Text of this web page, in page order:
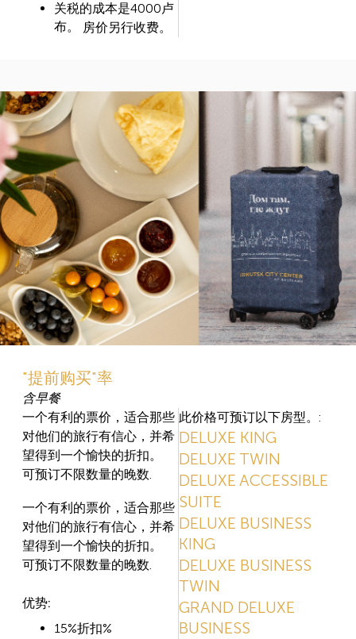
关税的成本是4000卢
布。 房价另行收费。
"提前购买"率
含早餐
一个有利的票价，适合那些
对他们的旅行有信心，并希
望得到一个愉快的折扣。
可预订不限数量的晚数.
一个有利的票价，适合那些
对他们的旅行有信心，并希
望得到一个愉快的折扣。
可预订不限数量的晚数.
优势:
15%折扣%
此价格可预订以下房型。:
DELUXE KING
DELUXE TWIN
DELUXE ACCESSIBLE
SUITE
DELUXE BUSINESS
KING
DELUXE BUSINESS
TWIN
GRAND DELUXE
BUSINESS